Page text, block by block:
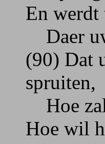
En werdt
Daer
(90) Dat
spruiten,
Hoe
Hoe wil